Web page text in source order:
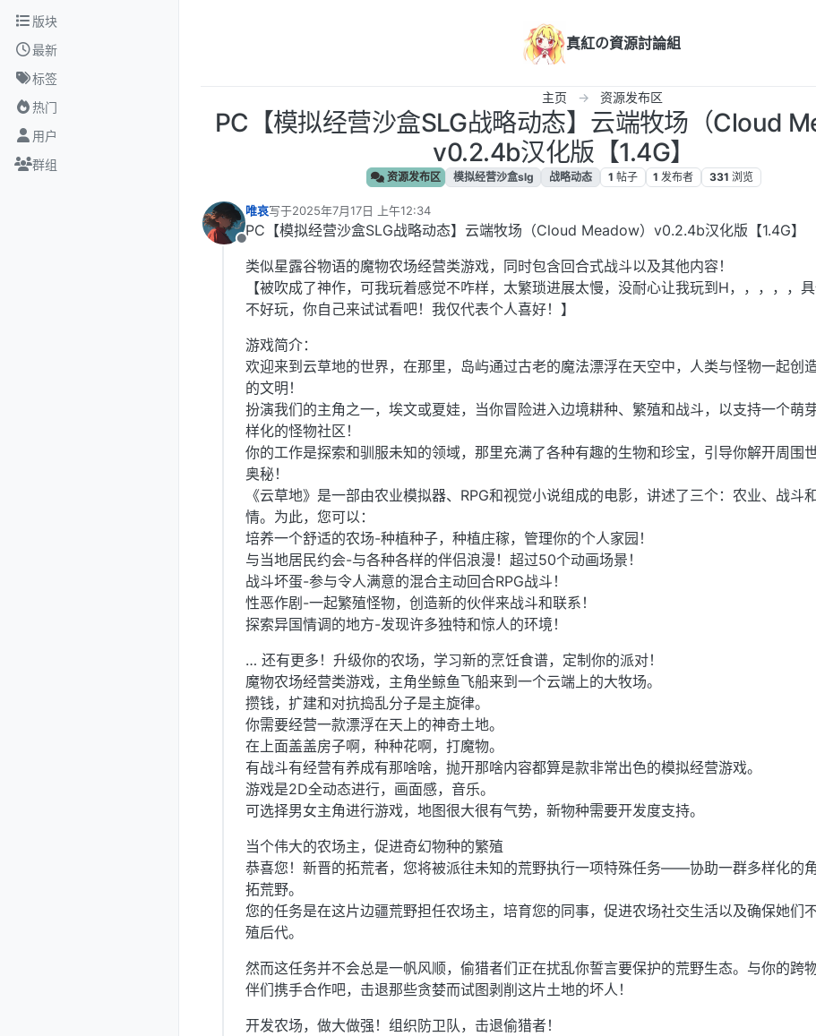
跳转至内容
版块
最新
标签
热门
用户
群组
真紅の資源討論組
主页 资源发布区
PC【模拟经营沙盒SLG战略动态】云端牧场（Cloud
v0.2.4b汉化版【1.4G】
资源发布区 模拟经营沙盒slg 战略动态 1 帖子 1 发布者 331 浏览
离线
唯哀写于2025年7月17日 上午12:34
最后由 编辑
PC【模拟经营沙盒SLG战略动态】云端牧场（Cloud Meadow）v0.2.4b汉化版【1.4G】
类似星露谷物语的魔物农场经营类游戏，同时包含回合式战斗以及其他内容！
【被吹成了神作，可我玩着感觉不咋样，太繁琐进展太慢，没耐心让我玩到H，，，，，
不好玩，你自己来试试看吧！我仅代表个人喜好！】
游戏简介：
欢迎来到云草地的世界，在那里，岛屿通过古老的魔法漂浮在天空中，人类与怪物一起创
的文明！
扮演我们的主角之一，埃文或夏娃，当你冒险进入边境耕种、繁殖和战斗，以支持一个萌
样化的怪物社区！
你的工作是探索和驯服未知的领域，那里充满了各种有趣的生物和珍宝，引导你解开周围
奥秘！
《云草地》是一部由农业模拟器、RPG和视觉小说组成的电影，讲述了三个：农业、战斗
情。为此，您可以：
培养一个舒适的农场-种植种子，种植庄稼，管理你的个人家园！
与当地居民约会-与各种各样的伴侣浪漫！超过50个动画场景！
战斗坏蛋-参与令人满意的混合主动回合RPG战斗！
性恶作剧-一起繁殖怪物，创造新的伙伴来战斗和联系！
探索异国情调的地方-发现许多独特和惊人的环境！
… 还有更多！升级你的农场，学习新的烹饪食谱，定制你的派对！
魔物农场经营类游戏，主角坐鲸鱼飞船来到一个云端上的大牧场。
攒钱，扩建和对抗捣乱分子是主旋律。
你需要经营一款漂浮在天上的神奇土地。
在上面盖盖房子啊，种种花啊，打魔物。
有战斗有经营有养成有那啥啥，抛开那啥内容都算是款非常出色的模拟经营游戏。
游戏是2D全动态进行，画面感，音乐。
可选择男女主角进行游戏，地图很大很有气势，新物种需要开发度支持。
当个伟大的农场主，促进奇幻物种的繁殖
恭喜您！新晋的拓荒者，您将被派往未知的荒野执行一项特殊任务——协助一群多样化的
拓荒野。
您的任务是在这片边疆荒野担任农场主，培育您的同事，促进农场社交生活以及确保她们
殖后代。
然而这任务并不会总是一帆风顺，偷猎者们正在扰乱你誓言要保护的荒野生态。与你的跨
伴们携手合作吧，击退那些贪婪而试图剥削这片土地的坏人！
开发农场，做大做强！组织防卫队，击退偷猎者！